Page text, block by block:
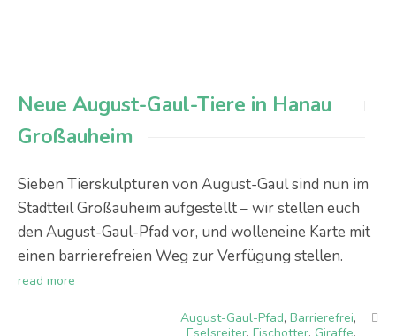
Neue August-Gaul-Tiere in Hanau
Großauheim
Sieben Tierskulpturen von August-Gaul sind nun im
Stadtteil Großauheim aufgestellt – wir stellen euch
den August-Gaul-Pfad vor, und wolleneine Karte mit
einen barrierefreien Weg zur Verfügung stellen.
read more
August-Gaul-Pfad, Barrierefrei,